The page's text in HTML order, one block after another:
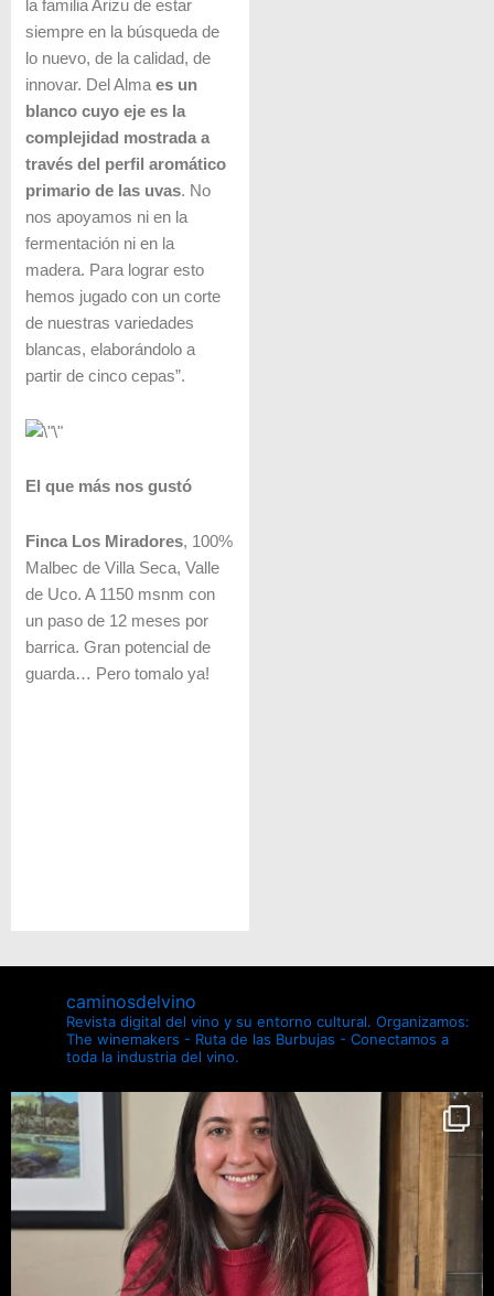
la familia Arizu de estar
siempre en la búsqueda de
lo nuevo, de la calidad, de
innovar. Del Almaes un
blanco cuyo eje es la
complejidad mostrada a
través del perfil aromático
primario de las uvas. No
nos apoyamos ni en la
fermentación ni en la
madera. Para lograr esto
hemos jugado con un corte
de nuestras variedades
blancas, elaborándolo a
partir de cinco cepas”.
El que más nos gustó
Finca Los Miradores, 100%
Malbec de Villa Seca, Valle
de Uco. A 1150 msnm con
un paso de 12 meses por
barrica. Gran potencial de
guarda… Pero tomalo ya!
caminosdelvino
Revista digital del vino y su entorno cultural. Organizamos:
The winemakers - Ruta de las Burbujas - Conectamos a
toda la industria del vino.